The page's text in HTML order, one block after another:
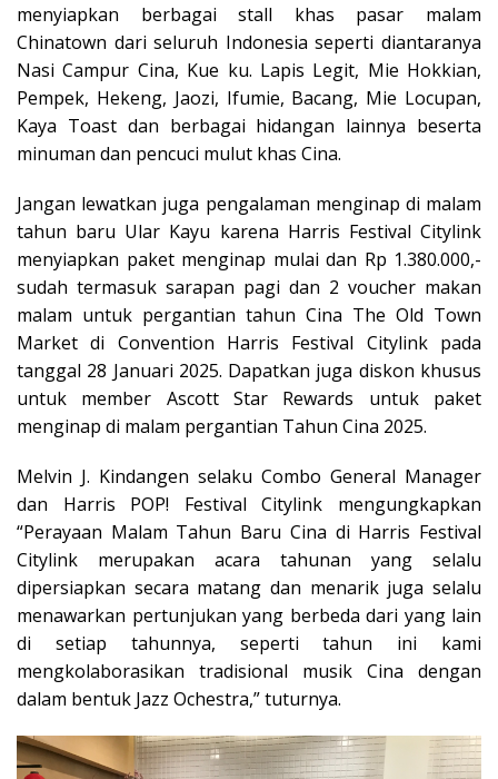
menyiapkan berbagai stall khas pasar malam
Chinatown dari seluruh Indonesia seperti diantaranya
Nasi Campur Cina, Kue ku. Lapis Legit, Mie Hokkian,
Pempek, Hekeng, Jaozi, Ifumie, Bacang, Mie Locupan,
Kaya Toast dan berbagai hidangan lainnya beserta
minuman dan pencuci mulut khas Cina.
Jangan lewatkan juga pengalaman menginap di malam
tahun baru Ular Kayu karena Harris Festival Citylink
menyiapkan paket menginap mulai dan Rp 1.380.000,-
sudah termasuk sarapan pagi dan 2 voucher makan
malam untuk pergantian tahun Cina The Old Town
Market di Convention Harris Festival Citylink pada
tanggal 28 Januari 2025. Dapatkan juga diskon khusus
untuk member Ascott Star Rewards untuk paket
menginap di malam pergantian Tahun Cina 2025.
Melvin J. Kindangen selaku Combo General Manager
dan Harris POP! Festival Citylink mengungkapkan
“Perayaan Malam Tahun Baru Cina di Harris Festival
Citylink merupakan acara tahunan yang selalu
dipersiapkan secara matang dan menarik juga selalu
menawarkan pertunjukan yang berbeda dari yang lain
di setiap tahunnya, seperti tahun ini kami
mengkolaborasikan tradisional musik Cina dengan
dalam bentuk Jazz Ochestra,” tuturnya.